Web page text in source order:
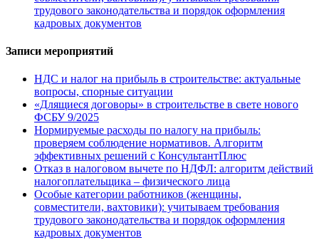
трудового законодательства и порядок оформления
кадровых документов
Записи мероприятий
НДС и налог на прибыль в строительстве: актуальные
вопросы, спорные ситуации
«Длящиеся договоры» в строительстве в свете нового
ФСБУ 9/2025
Нормируемые расходы по налогу на прибыль:
проверяем соблюдение нормативов. Алгоритм
эффективных решений с КонсультантПлюс
Отказ в налоговом вычете по НДФЛ: алгоритм действий
налогоплательщика – физического лица
Особые категории работников (женщины,
совместители, вахтовики): учитываем требования
трудового законодательства и порядок оформления
кадровых документов